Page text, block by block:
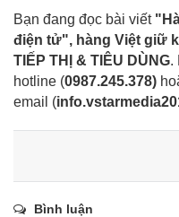
Bạn đang đọc bài viết
điện tử", hàng Việt giữ
TIẾP THỊ & TIÊU DÙNG.
hotline (0987.245.378)
email (
Bình luận